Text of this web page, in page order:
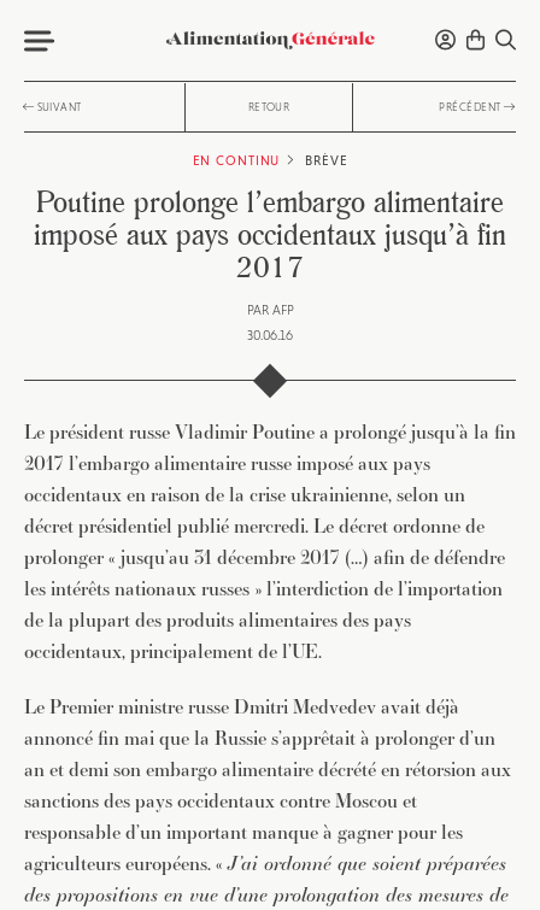
SUIVANT RETOUR PRÉCÉDENT
EN CONTINU BRÈVE
Poutine prolonge l’embargo alimentaire
imposé aux pays occidentaux jusqu’à fin
2017
PAR AFP
30.06.16
Le président russe Vladimir Poutine a prolongé jusqu’à la fin
2017 l’embargo alimentaire russe imposé aux pays
occidentaux en raison de la crise ukrainienne, selon un
décret présidentiel publié mercredi. Le décret ordonne de
prolonger « jusqu’au 31 décembre 2017 (…) afin de défendre
les intérêts nationaux russes » l’interdiction de l’importation
de la plupart des produits alimentaires des pays
occidentaux, principalement de l’UE.
Le Premier ministre russe Dmitri Medvedev avait déjà
annoncé fin mai que la Russie s’apprêtait à prolonger d’un
an et demi son embargo alimentaire décrété en rétorsion aux
sanctions des pays occidentaux contre Moscou et
responsable d’un important manque à gagner pour les
agriculteurs européens. «J’ai ordonné que soient préparées
des propositions en vue d’une prolongation des mesures de